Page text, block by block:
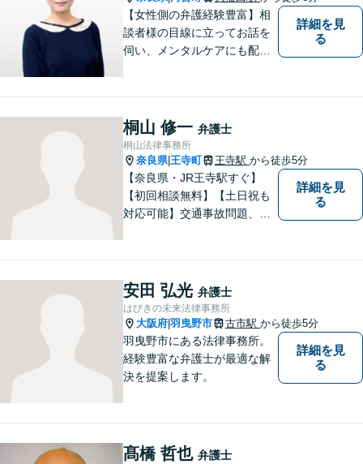
【女性側の弁護経験豊富】相
談者様の目線に立ってお話を
伺い、メンタルケアにも配慮
策をご提案【LINE利用可】
【平日夜間、土日祝日、応相
談】
詳細を見
る
桐山 修一 弁護士
桐山法律事務所
奈良県|王寺町 王寺駅 から徒歩5分
【奈良県・JR王寺駅すぐ】
【初回相談無料】【土日祝も
対応可能】交通事故問題、遺
提供しています。
詳細を見
る
安田 弘光 弁護士
はびきの未来法律事務所
大阪府 羽曳野市 古市駅 から徒歩5分
羽曳野市にある法律事務所。
経験豊富な弁護士が最適な解
決を提案します。
詳細を見
る
髙橋 哲也 弁護士